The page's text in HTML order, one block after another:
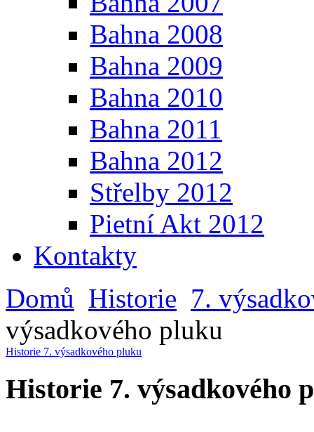
Bahna 2008
Bahna 2009
Bahna 2010
Bahna 2011
Bahna 2012
Střelby 2012
Pietní Akt 2012
Kontakty
Domů Historie 7.
výsadkového pluku
Historie 7. výsadkového pluku
Historie 7. výsadkového